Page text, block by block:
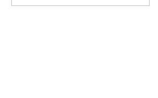
認定講座（高松市